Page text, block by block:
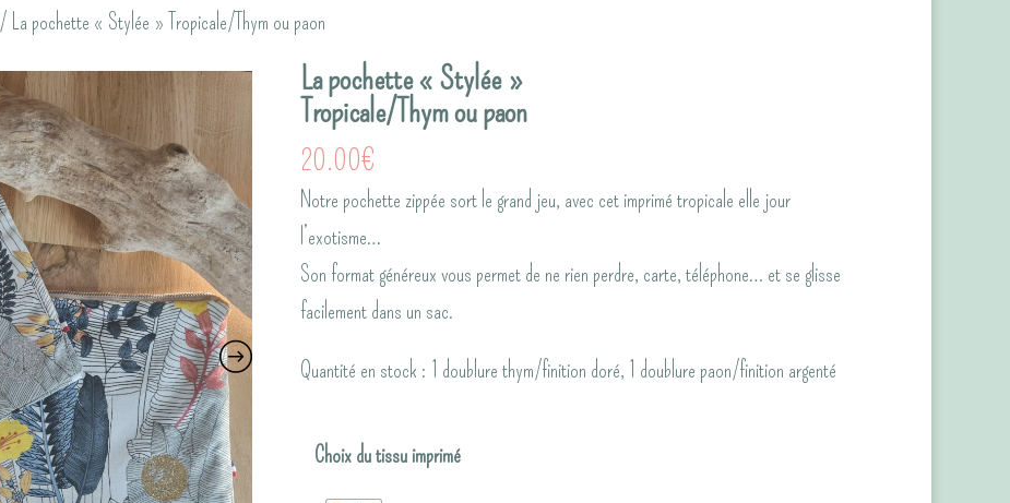
/ La pochette « Stylée » Tropicale/Thym ou paon
La pochette « Stylée »
Tropicale/Thym ou paon
20.00€
Notre pochette zippée sort le grand jeu, avec cet imprimé tropicale elle jour
l’exotisme…
Son format généreux vous permet de ne rien perdre, carte, téléphone… et se glisse
facilement dans un sac.
Quantité en stock : 1 doublure thym/finition doré, 1 doublure paon/finition argenté
Choix du tissu imprimé